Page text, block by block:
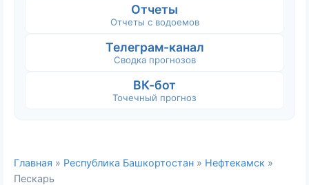
Отчеты
Отчеты с водоемов
Телеграм-канал
Сводка прогнозов
ВК-бот
Точечный прогноз
Главная » Республика Башкортостан » Нефтекамск »
Пескарь